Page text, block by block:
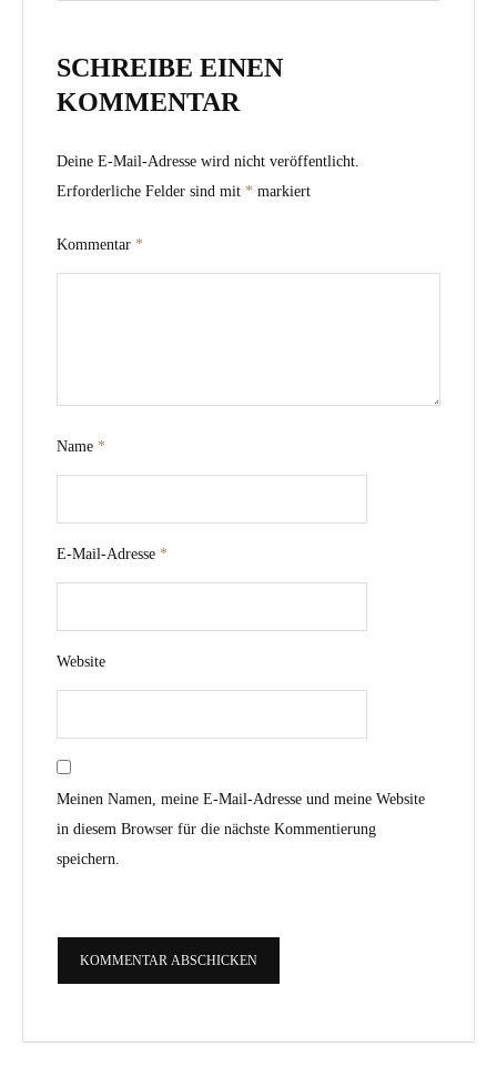
SCHREIBE EINEN
KOMMENTAR
Deine E-Mail-Adresse wird nicht veröffentlicht.
Erforderliche Felder sind mit * markiert
Kommentar *
Name *
E-Mail-Adresse *
Website
Meinen Namen, meine E-Mail-Adresse und meine Website
in diesem Browser für die nächste Kommentierung
speichern.